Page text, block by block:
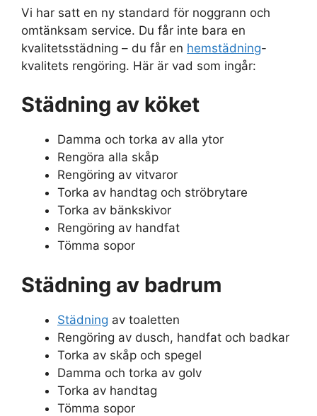
Vi har satt en ny standard för noggrann och
omtänksam service. Du får inte bara en
kvalitetsstädning – du får en hemstädning-
kvalitets rengöring. Här är vad som ingår:
Städning av köket
Damma och torka av alla ytor
Rengöra alla skåp
Rengöring av vitvaror
Torka av handtag och ströbrytare
Torka av bänkskivor
Rengöring av handfat
Tömma sopor
Städning av badrum
Städning av toaletten
Rengöring av dusch, handfat och badkar
Torka av skåp och spegel
Damma och torka av golv
Torka av handtag
Tömma sopor